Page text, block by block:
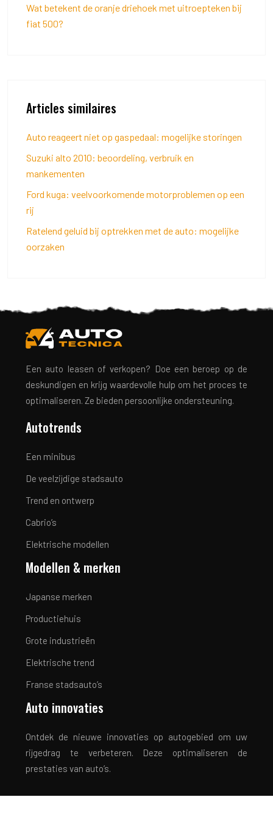
Wat betekent de oranje driehoek met uitroepteken bij
fiat 500?
Articles similaires
Auto reageert niet op gaspedaal: mogelijke storingen
Suzuki alto 2010: beoordeling, verbruik en
mankementen
Ford kuga: veelvoorkomende motorproblemen op een
rij
Ratelend geluid bij optrekken met de auto: mogelijke
oorzaken
Een auto leasen of verkopen? Doe een beroep op de
deskundigen en krijg waardevolle hulp om het proces te
optimaliseren. Ze bieden persoonlijke ondersteuning.
Autotrends
Een minibus
De veelzijdige stadsauto
Trend en ontwerp
Cabrio’s
Elektrische modellen
Modellen & merken
Japanse merken
Productiehuis
Grote industrieën
Elektrische trend
Franse stadsauto’s
Auto innovaties
Ontdek de nieuwe innovaties op autogebied om uw
rijgedrag te verbeteren. Deze optimaliseren de
prestaties van auto’s.